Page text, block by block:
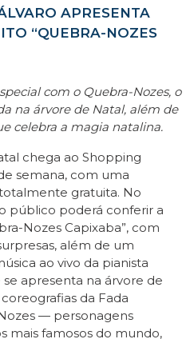
APRESENTA
“QUEBRA-NOZES
com o Quebra-Nozes, o
na árvore de Natal, além de
celebra a magia natalina.
chega ao Shopping
semana, com uma
gratuita. No
público poderá conferir a
Nozes Capixaba”, com
além de um
ao vivo da pianista
apresenta na árvore de
da Fada
— personagens
mais famosos do mundo,